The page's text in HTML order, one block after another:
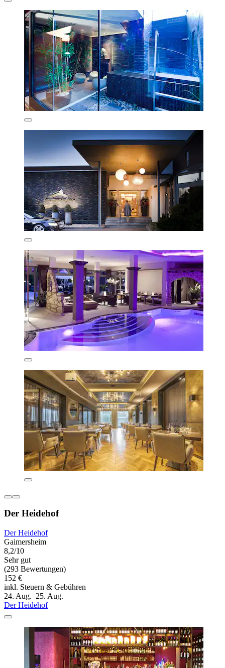
Der Heidehof
Der Heidehof
Gaimersheim
8,2/10
Sehr gut
(293 Bewertungen)
152 €
inkl. Steuern & Gebühren
24. Aug.–25. Aug.
Der Heidehof